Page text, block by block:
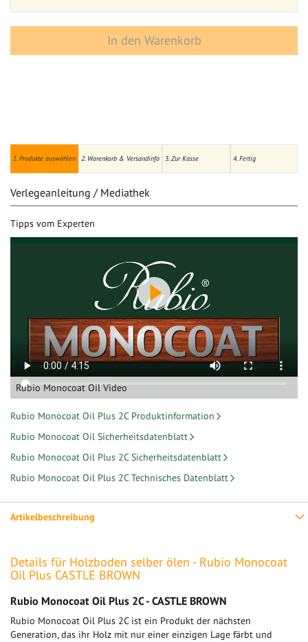
1. Produkte auswählen 2. Warenkorb & Versandinfo 3. Zur Kasse 4. Fertig
In den Warenkorb
Artikelbeschreibung
Details für Holzboden selber ölen - Rubio Monocoat
Oil Plus CASTLE BROWN
Rubio Monocoat Oil Plus 2C - CASTLE BROWN
Rubio Monocoat Oil Plus 2C ist ein Produkt der nächsten
Generation, das ihr Holz mit nur einer einzigen Lage färbt und
Verlegeanleitung / Mediathek
Tipps vom Experten
Rubio Monocoat Oil Video
Rubio Monocoat Oil Plus 2C Produktinformation
Rubio Monocoat Oil Sicherheitsdatenblatt
Rubio Monocoat Oil Plus 2C Sicherheitsdatenblatt
Rubio Monocoat Oil Plus 2C Technisches Datenblatt